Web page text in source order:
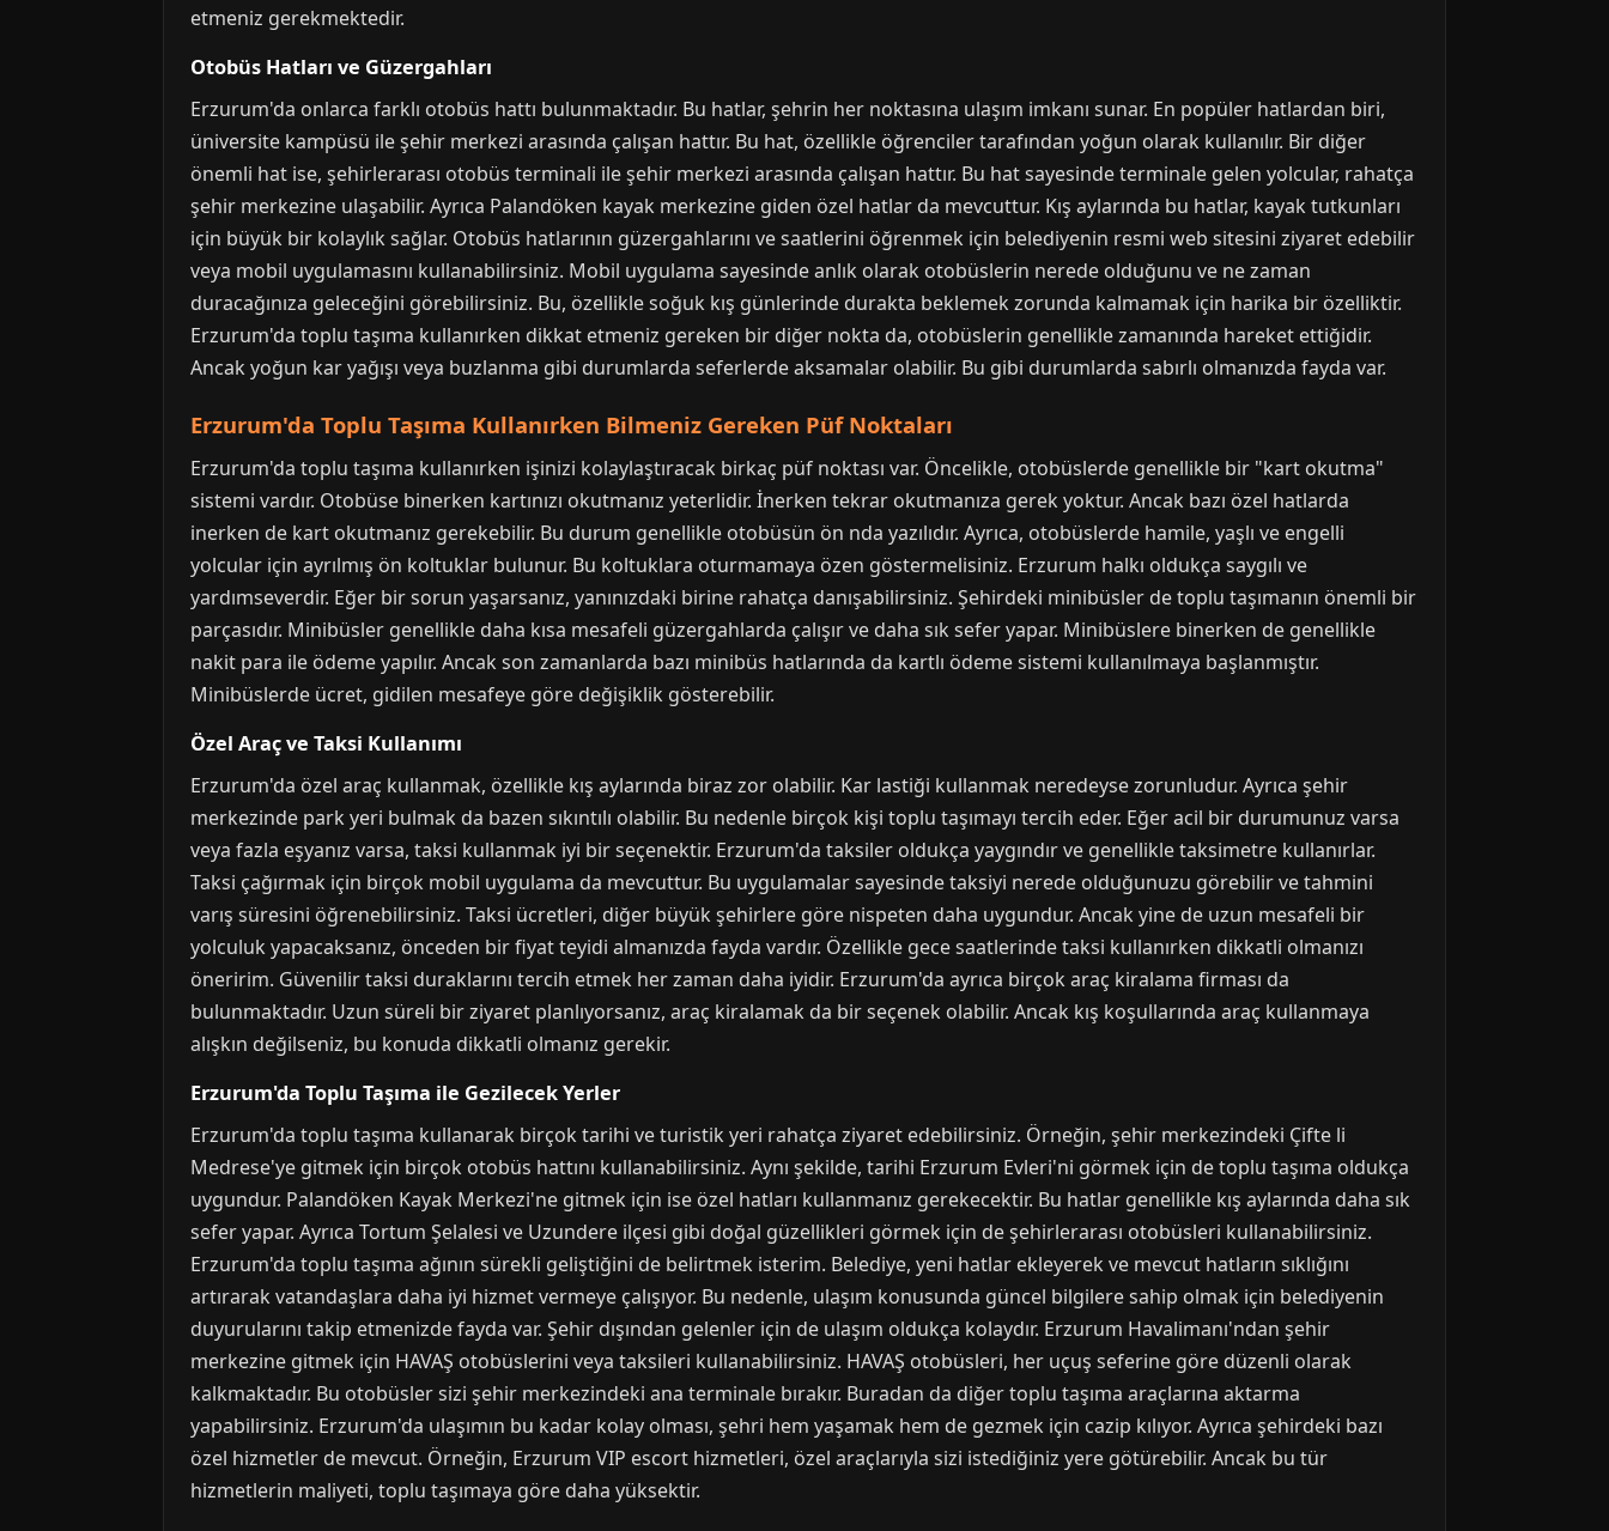
etmeniz gerekmektedir.
Otobüs Hatları ve Güzergahları
Erzurum'da onlarca farklı otobüs hattı bulunmaktadır. Bu hatlar, şehrin her noktasına ulaşım imkanı sunar. En popüler hatlardan biri,
üniversite kampüsü ile şehir merkezi arasında çalışan hattır. Bu hat, özellikle öğrenciler tarafından yoğun olarak kullanılır. Bir diğer
önemli hat ise, şehirlerarası otobüs terminali ile şehir merkezi arasında çalışan hattır. Bu hat sayesinde terminale gelen yolcular, rahatça
şehir merkezine ulaşabilir. Ayrıca Palandöken kayak merkezine giden özel hatlar da mevcuttur. Kış aylarında bu hatlar, kayak tutkunları
için büyük bir kolaylık sağlar. Otobüs hatlarının güzergahlarını ve saatlerini öğrenmek için belediyenin resmi web sitesini ziyaret edebilir
veya mobil uygulamasını kullanabilirsiniz. Mobil uygulama sayesinde anlık olarak otobüslerin nerede olduğunu ve ne zaman
duracağınıza geleceğini görebilirsiniz. Bu, özellikle soğuk kış günlerinde durakta beklemek zorunda kalmamak için harika bir özelliktir.
Erzurum'da toplu taşıma kullanırken dikkat etmeniz gereken bir diğer nokta da, otobüslerin genellikle zamanında hareket ettiğidir.
Ancak yoğun kar yağışı veya buzlanma gibi durumlarda seferlerde aksamalar olabilir. Bu gibi durumlarda sabırlı olmanızda fayda var.
Erzurum'da Toplu Taşıma Kullanırken Bilmeniz Gereken Püf Noktaları
Erzurum'da toplu taşıma kullanırken işinizi kolaylaştıracak birkaç püf noktası var. Öncelikle, otobüslerde genellikle bir "kart okutma"
sistemi vardır. Otobüse binerken kartınızı okutmanız yeterlidir. İnerken tekrar okutmanıza gerek yoktur. Ancak bazı özel hatlarda
inerken de kart okutmanız gerekebilir. Bu durum genellikle otobüsün ön nda yazılıdır. Ayrıca, otobüslerde hamile, yaşlı ve engelli
yolcular için ayrılmış ön koltuklar bulunur. Bu koltuklara oturmamaya özen göstermelisiniz. Erzurum halkı oldukça saygılı ve
yardımseverdir. Eğer bir sorun yaşarsanız, yanınızdaki birine rahatça danışabilirsiniz. Şehirdeki minibüsler de toplu taşımanın önemli bir
parçasıdır. Minibüsler genellikle daha kısa mesafeli güzergahlarda çalışır ve daha sık sefer yapar. Minibüslere binerken de genellikle
nakit para ile ödeme yapılır. Ancak son zamanlarda bazı minibüs hatlarında da kartlı ödeme sistemi kullanılmaya başlanmıştır.
Minibüslerde ücret, gidilen mesafeye göre değişiklik gösterebilir.
Özel Araç ve Taksi Kullanımı
Erzurum'da özel araç kullanmak, özellikle kış aylarında biraz zor olabilir. Kar lastiği kullanmak neredeyse zorunludur. Ayrıca şehir
merkezinde park yeri bulmak da bazen sıkıntılı olabilir. Bu nedenle birçok kişi toplu taşımayı tercih eder. Eğer acil bir durumunuz varsa
veya fazla eşyanız varsa, taksi kullanmak iyi bir seçenektir. Erzurum'da taksiler oldukça yaygındır ve genellikle taksimetre kullanırlar.
Taksi çağırmak için birçok mobil uygulama da mevcuttur. Bu uygulamalar sayesinde taksiyi nerede olduğunuzu görebilir ve tahmini
varış süresini öğrenebilirsiniz. Taksi ücretleri, diğer büyük şehirlere göre nispeten daha uygundur. Ancak yine de uzun mesafeli bir
yolculuk yapacaksanız, önceden bir fiyat teyidi almanızda fayda vardır. Özellikle gece saatlerinde taksi kullanırken dikkatli olmanızı
öneririm. Güvenilir taksi duraklarını tercih etmek her zaman daha iyidir. Erzurum'da ayrıca birçok araç kiralama firması da
bulunmaktadır. Uzun süreli bir ziyaret planlıyorsanız, araç kiralamak da bir seçenek olabilir. Ancak kış koşullarında araç kullanmaya
alışkın değilseniz, bu konuda dikkatli olmanız gerekir.
Erzurum'da Toplu Taşıma ile Gezilecek Yerler
Erzurum'da toplu taşıma kullanarak birçok tarihi ve turistik yeri rahatça ziyaret edebilirsiniz. Örneğin, şehir merkezindeki Çifte li
Medrese'ye gitmek için birçok otobüs hattını kullanabilirsiniz. Aynı şekilde, tarihi Erzurum Evleri'ni görmek için de toplu taşıma oldukça
uygundur. Palandöken Kayak Merkezi'ne gitmek için ise özel hatları kullanmanız gerekecektir. Bu hatlar genellikle kış aylarında daha sık
sefer yapar. Ayrıca Tortum Şelalesi ve Uzundere ilçesi gibi doğal güzellikleri görmek için de şehirlerarası otobüsleri kullanabilirsiniz.
Erzurum'da toplu taşıma ağının sürekli geliştiğini de belirtmek isterim. Belediye, yeni hatlar ekleyerek ve mevcut hatların sıklığını
artırarak vatandaşlara daha iyi hizmet vermeye çalışıyor. Bu nedenle, ulaşım konusunda güncel bilgilere sahip olmak için belediyenin
duyurularını takip etmenizde fayda var. Şehir dışından gelenler için de ulaşım oldukça kolaydır. Erzurum Havalimanı'ndan şehir
merkezine gitmek için HAVAŞ otobüslerini veya taksileri kullanabilirsiniz. HAVAŞ otobüsleri, her uçuş seferine göre düzenli olarak
kalkmaktadır. Bu otobüsler sizi şehir merkezindeki ana terminale bırakır. Buradan da diğer toplu taşıma araçlarına aktarma
yapabilirsiniz. Erzurum'da ulaşımın bu kadar kolay olması, şehri hem yaşamak hem de gezmek için cazip kılıyor. Ayrıca şehirdeki bazı
özel hizmetler de mevcut. Örneğin, Erzurum VIP escort hizmetleri, özel araçlarıyla sizi istediğiniz yere götürebilir. Ancak bu tür
hizmetlerin maliyeti, toplu taşımaya göre daha yüksektir.